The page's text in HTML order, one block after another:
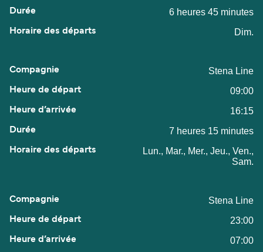
6 heures 45 minutes
Dim.
Stena Line
09:00
16:15
7 heures 15 minutes
Lun., Mar., Mer., Jeu., Ven.,
Sam.
Stena Line
23:00
07:00